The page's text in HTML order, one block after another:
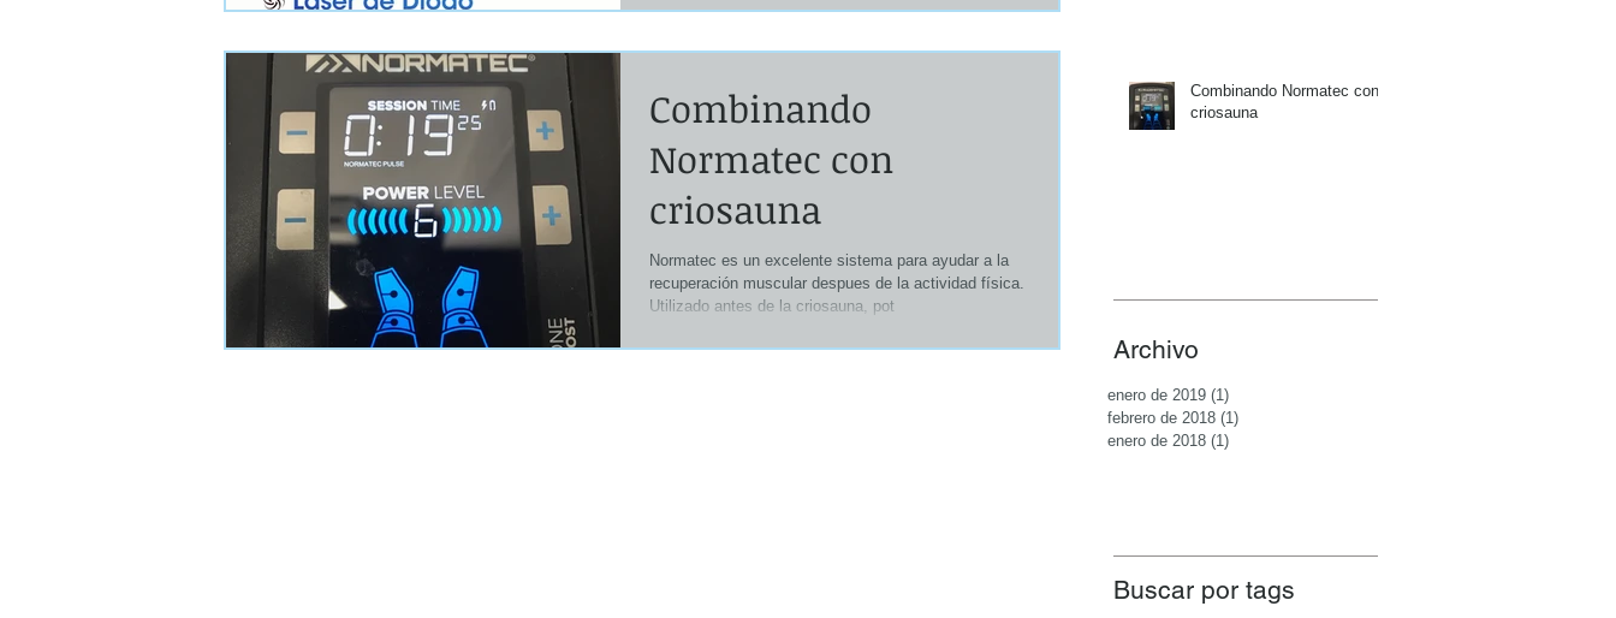
Combinando
Normatec con
criosauna
Normatec es un excelente sistema para ayudar a la
recuperación muscular despues de la actividad física.
Utilizado antes de la criosauna, pot
Combinando Normatec con
criosauna
Archivo
enero de 2019 (1)
febrero de 2018 (1)
enero de 2018 (1)
Buscar por tags